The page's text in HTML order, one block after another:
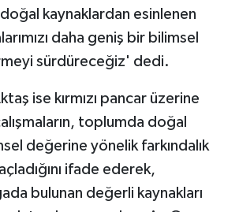
kaynaklardan esinlenen
daha geniş bir bilimsel
sürdüreceğiz' dedi.
ise kırmızı pancar üzerine
toplumda doğal
değerine yönelik farkındalık
ifade ederek,
bulunan değerli kaynakları